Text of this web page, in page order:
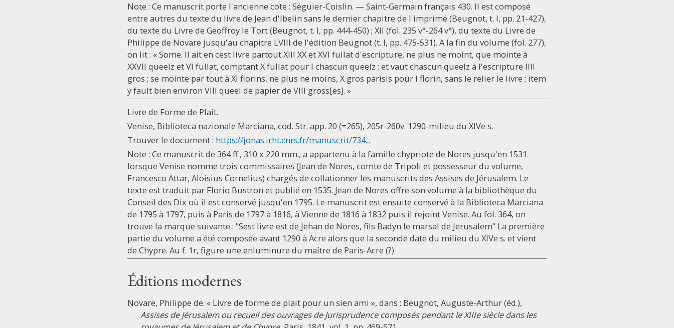
Note : Ce manuscrit porte l'ancienne cote : Séguier-Coislin. — Saint-Germain français 430. Il est composé
entre autres du texte du livre de Jean d'Ibelin sans le dernier chapitre de l'imprimé (Beugnot, t. l, pp. 21-427),
du texte du Livre de Geoffroy le Tort (Beugnot, t. I, pp. 444-450) ; XII (fol. 235 v°-264 v°), du texte du Livre de
Philippe de Novare jusqu'au chapitre LVIII de l'édition Beugnot (t. I, pp. 475-531). A la fin du volume (fol. 277),
on lit : « Some. Il ait en cest livre partout XIII XX et XVI fullat d'escripture, ne plus ne moint, que mointe à
XXVII queelz et VI fullat, comptant X fullat pour I chascun queelz ; et vaut chascun queelz à l'escripture IIII
gros ; se mointe par tout à XI florins, ne plus ne moins, X gros parisis pour I florin, sans le relier le livre ; item
y fault bien environ VIII queel de papier de VIII gross[es]. »
Livre de Forme de Plait.
Venise, Biblioteca nazionale Marciana, cod. Str. app. 20 (=265), 205r-260v. 1290-milieu du XIVe s.
Trouver le document : https://jonas.irht.cnrs.fr/manuscrit/734...
Note : Ce manuscrit de 364 ff., 310 x 220 mm., a appartenu à la famille chypriote de Nores jusqu'en 1531
lorsque Venise nomme trois commissaires (Jean de Nores, comte de Tripoli et possesseur du volume,
Francesco Attar, Aloisius Cornelius) chargés de collationner les manuscrits des Assises de Jérusalem. Le
texte est traduit par Florio Bustron et publié en 1535. Jean de Nores offre son volume à la bibliothèque du
Conseil des Dix où il est conservé jusqu'en 1795. Le manuscrit est ensuite conservé à la Biblioteca Marciana
de 1795 à 1797, puis à Paris de 1797 à 1816, à Vienne de 1816 à 1832 puis il rejoint Venise. Au fol. 364, on
trouve la marque suivante : "Sest livre est de Jehan de Nores, fils Badyn le marsal de Jerusalem" La première
partie du volume a été composée avant 1290 à Acre alors que la seconde date du milieu du XIVe s. et vient
de Chypre. Au f. 1r, figure une enluminure du maître de Paris-Acre (?)
Éditions modernes
Novare, Philippe de. « Livre de forme de plait pour un sien ami », dans : Beugnot, Auguste-Arthur (éd.),
Assises de Jérusalem ou recueil des ouvrages de Jurisprudence composés pendant le XIIIe siècle dans les